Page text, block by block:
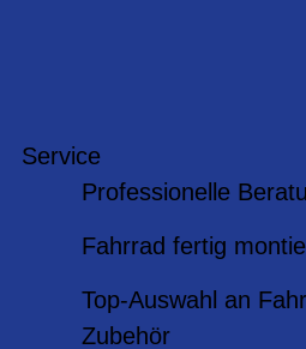
Service
Professionelle
Fahrrad fertig
Top-Auswahl an
Zubehör